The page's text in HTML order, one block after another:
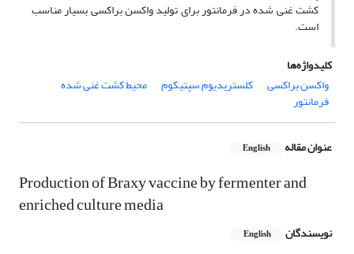
کشت غنی شده در فرمانتور برای تولید واکسن براکسی بسیار مناسب
است.
کلیدواژه‌ها
واکسن براکسی
کلستریدیوم سپتیکوم محیط کشت غنی شده
فرمانتور
عنوان مقاله English
Production of Braxy vaccine by fermenter and
enriched culture media
نویسندگان English